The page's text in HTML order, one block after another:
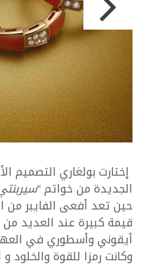
إختارت بولغاري التصميم
الجديدة من خواتم “
حين تعد أفعى الفايبر من
قيمة كبيرة عند العديد من
أيقوني وأسطوري في
وكانت رمزا للقوة والخلود و